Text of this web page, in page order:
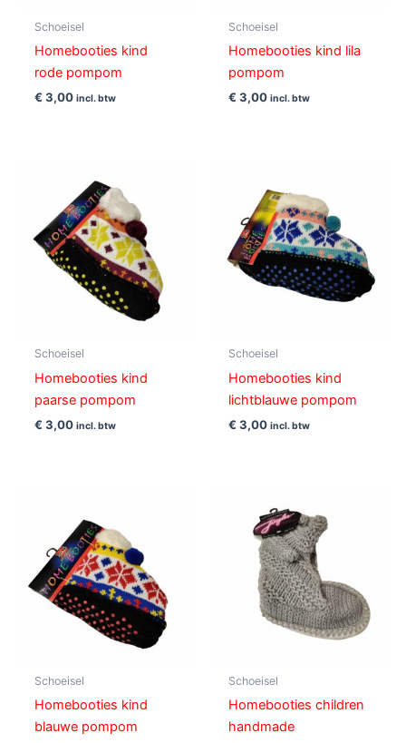
Schoeisel
Homebooties kind
rode pompom
€ 3,00 incl. btw
Schoeisel
Homebooties kind lila
pompom
€ 3,00 incl. btw
Schoeisel
Homebooties kind
paarse pompom
€ 3,00 incl. btw
Schoeisel
Homebooties kind
lichtblauwe pompom
€ 3,00 incl. btw
Schoeisel
Homebooties kind
blauwe pompom
Schoeisel
Homebooties children
handmade